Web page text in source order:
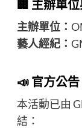
🏢 主辦單
主辦單位：
藝人經紀：
📣 官方公告
本活動已由
結：